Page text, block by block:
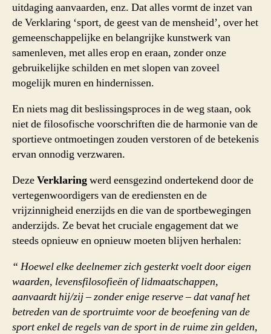
uitdaging aanvaarden, enz. Dat alles vormt de inzet van
de Verklaring ‘sport, de geest van de mensheid’, over het
gemeenschappelijke en belangrijke kunstwerk van
samenleven, met alles erop en eraan, zonder onze
gebruikelijke schilden en met slopen van zoveel
mogelijk muren en hindernissen.
En niets mag dit beslissingsproces in de weg staan, ook
niet de filosofische voorschriften die de harmonie van de
sportieve ontmoetingen zouden verstoren of de betekenis
ervan onnodig verzwaren.
DezeVerklaringwerd eensgezind ondertekend door de
vertegenwoordigers van de erediensten en de
vrijzinnigheid enerzijds en die van de sportbewegingen
anderzijds. Ze bevat het cruciale engagement dat we
steeds opnieuw en opnieuw moeten blijven herhalen:
“ Hoewel elke deelnemer zich gesterkt voelt door eigen
waarden, levensfilosofieën of lidmaatschappen,
aanvaardt hij/zij – zonder enige reserve – dat vanaf het
betreden van de sportruimte voor de beoefening van de
sport enkel de regels van de sport in de ruime zin gelden,